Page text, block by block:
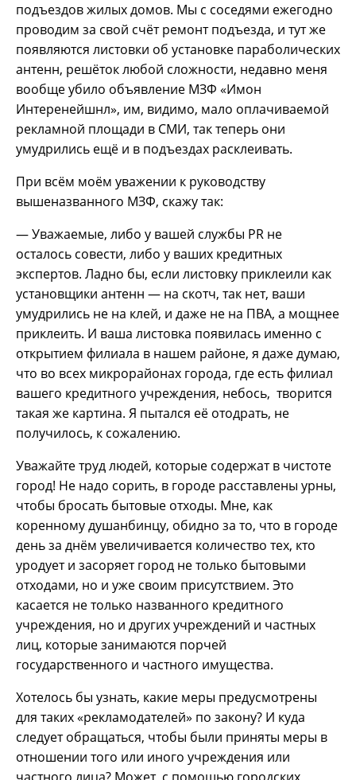
подъездов жилых домов. Мы с соседями ежегодно
проводим за свой счёт ремонт подъезда, и тут же
появляются листовки об установке параболических
антенн, решёток любой сложности, недавно меня
вообще убило объявление МЗФ «Имон
Интеренейшнл», им, видимо, мало оплачиваемой
рекламной площади в СМИ, так теперь они
умудрились ещё и в подъездах расклеивать.
При всём моём уважении к руководству
вышеназванного МЗФ, скажу так:
— Уважаемые, либо у вашей службы PR не
осталось совести, либо у ваших кредитных
экспертов. Ладно бы, если листовку приклеили как
установщики антенн — на скотч, так нет, ваши
умудрились не на клей, и даже не на ПВА, а мощнее
приклеить. И ваша листовка появилась именно с
открытием филиала в нашем районе, я даже думаю,
что во всех микрорайонах города, где есть филиал
вашего кредитного учреждения, небось, творится
такая же картина. Я пытался её отодрать, не
получилось, к сожалению.
Уважайте труд людей, которые содержат в чистоте
город! Не надо сорить, в городе расставлены урны,
чтобы бросать бытовые отходы. Мне, как
коренному душанбинцу, обидно за то, что в городе
день за днём увеличивается количество тех, кто
уродует и засоряет город не только бытовыми
отходами, но и уже своим присутствием. Это
касается не только названного кредитного
учреждения, но и других учреждений и частных
лиц, которые занимаются порчей
государственного и частного имущества.
Хотелось бы узнать, какие меры предусмотрены
для таких «рекламодателей» по закону? И куда
следует обращаться, чтобы были приняты меры в
отношении того или иного учреждения или